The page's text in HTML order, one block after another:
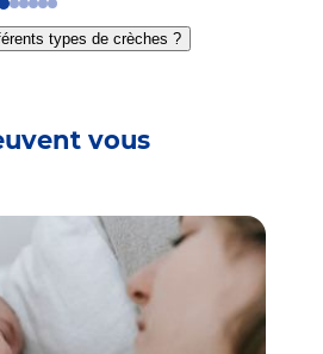
Go
to
slide
Go
to
slide
Go
to
slide
Go
to
slide
Go
to
slide
Go
to
slide
types de crèches ?
vous